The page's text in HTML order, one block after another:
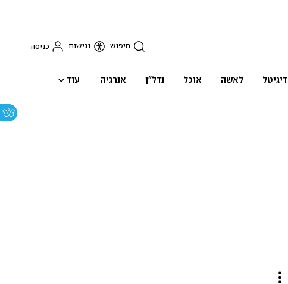
חיפוש נגישות כניסה
דיגיטל לאשה אוכל נדל"ן אנרגיה עוד